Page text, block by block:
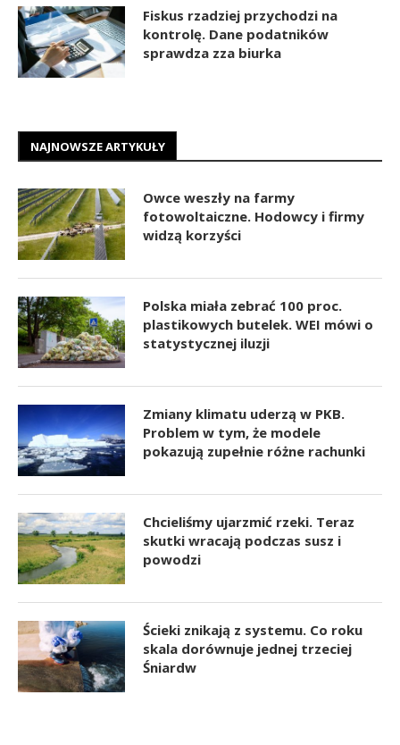
Fiskus rzadziej przychodzi na
kontrolę. Dane podatników
sprawdza zza biurka
NAJNOWSZE ARTYKUŁY
Owce weszły na farmy
fotowoltaiczne. Hodowcy i firmy
widzą korzyści
Polska miała zebrać 100 proc.
plastikowych butelek. WEI mówi o
statystycznej iluzji
Zmiany klimatu uderzą w PKB.
Problem w tym, że modele
pokazują zupełnie różne rachunki
Chcieliśmy ujarzmić rzeki. Teraz
skutki wracają podczas susz i
powodzi
Ścieki znikają z systemu. Co roku
skala dorównuje jednej trzeciej
Śniardw